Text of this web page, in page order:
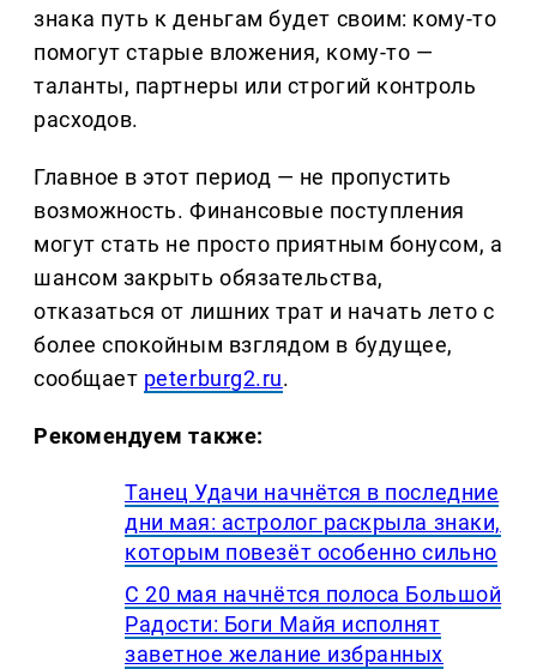
знака путь к деньгам будет своим: кому-то
помогут старые вложения, кому-то —
таланты, партнеры или строгий контроль
расходов.
Главное в этот период — не пропустить
возможность. Финансовые поступления
могут стать не просто приятным бонусом, а
шансом закрыть обязательства,
отказаться от лишних трат и начать лето с
более спокойным взглядом в будущее,
сообщает peterburg2.ru.
Рекомендуем также:
Танец Удачи начнётся в последние
дни мая: астролог раскрыла знаки,
которым повезёт особенно сильно
С 20 мая начнётся полоса Большой
Радости: Боги Майя исполнят
заветное желание избранных